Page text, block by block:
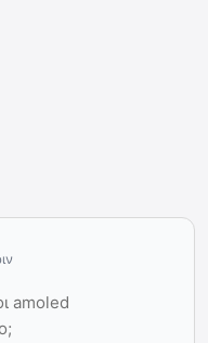
amoled